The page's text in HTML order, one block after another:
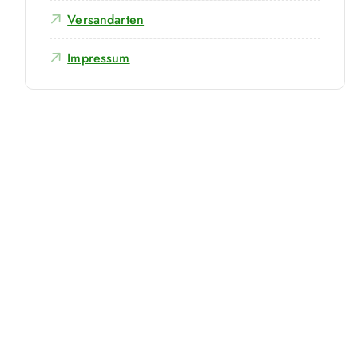
Versandarten
Impressum